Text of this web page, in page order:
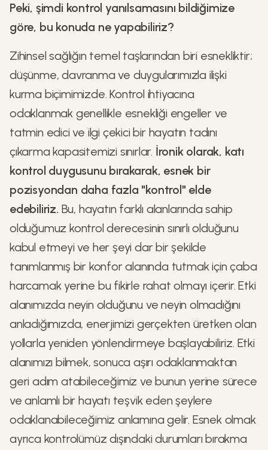
Peki, şimdi kontrol yanılsamasını bildiğimize
göre, bu konuda ne yapabiliriz?
Zihinsel sağlığın temel taşlarından biri esnekliktir;
düşünme, davranma ve duygularımızla ilişki
kurma biçimimizde. Kontrol ihtiyacına
odaklanmak genellikle esnekliği engeller ve
tatmin edici ve ilgi çekici bir hayatın tadını
çıkarma kapasitemizi sınırlar. İronik olarak, katı
kontrol duygusunu bırakarak, esnek bir
pozisyondan daha fazla "kontrol" elde
edebiliriz. Bu, hayatın farklı alanlarında sahip
olduğumuz kontrol derecesinin sınırlı olduğunu
kabul etmeyi ve her şeyi dar bir şekilde
tanımlanmış bir konfor alanında tutmak için çaba
harcamak yerine bu fikirle rahat olmayı içerir. Etki
alanımızda neyin olduğunu ve neyin olmadığını
anladığımızda, enerjimizi gerçekten üretken olan
yollarla yeniden yönlendirmeye başlayabiliriz. Etki
alanımızı bilmek, sonuca aşırı odaklanmaktan
geri adım atabileceğimiz ve bunun yerine sürece
ve anlamlı bir hayatı teşvik eden şeylere
odaklanabileceğimiz anlamına gelir. Esnek olmak
ayrıca kontrolümüz dışındaki durumları bırakma